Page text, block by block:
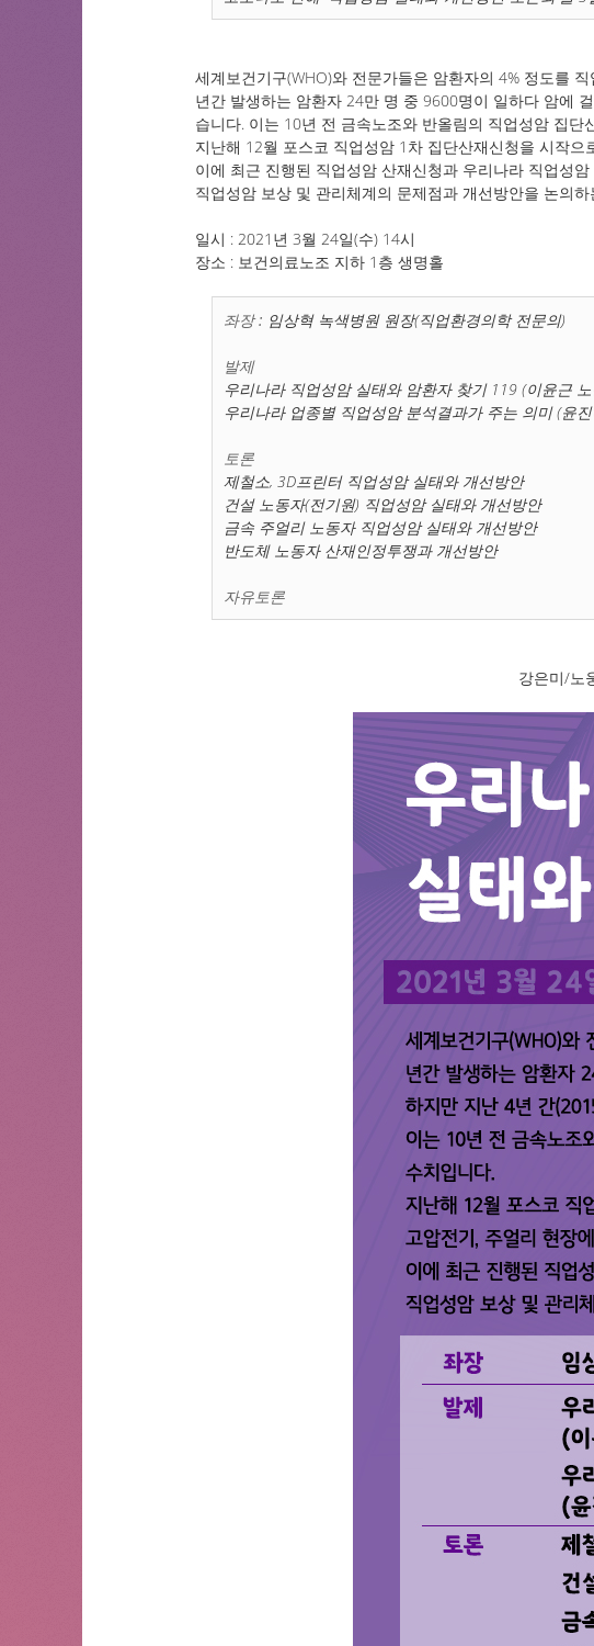
세계보건기구(WHO)와 전문가들은 암환자의 4% 정도를
년간 발생하는 암환자 24만 명 중 9600명이 일하다 암에
습니다. 이는 10년 전 금속노조와 반올림의 직업성암 집
지난해 12월 포스코 직업성암 1차 집단산재신청을 시작
이에 최근 진행된 직업성암 산재신청과 우리나라 직업성
직업성암 보상 및 관리체계의 문제점과 개선방안을 논의
일시 : 2021년 3월 24일(수) 14시
장소 : 보건의료노조 지하 1층 생명홀
좌장 : 임상혁 녹색병원 원장(직업환경의학 전문의)
발제
우리나라 직업성암 실태와 암환자 찾기 119 (이윤근
우리나라 업종별 직업성암 분석결과가 주는 의미(윤
토론
제철소, 3D프린터 직업성암 실태와 개선방안
건설 노동자(전기원) 직업성암 실태와 개선방안
금속 주얼리 노동자 직업성암 실태와 개선방안
반도체 노동자 산재인정투쟁과 개선방안
자유토론
강은미/노